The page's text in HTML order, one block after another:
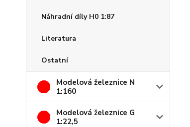
Náhradní díly H0 1:87
Literatura
Ostatní
Modelová železnice N
1:160
Modelová železnice G
1:22,5